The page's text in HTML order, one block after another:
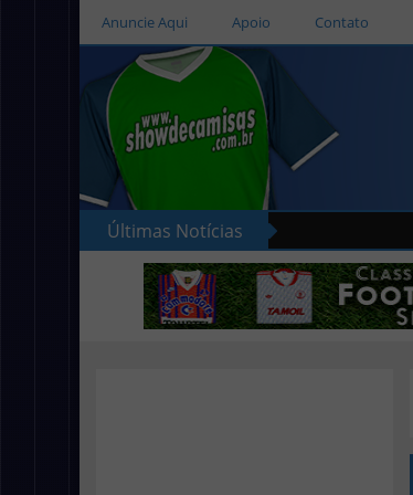
Anuncie Aqui Apoio Contato
Últimas Notícias